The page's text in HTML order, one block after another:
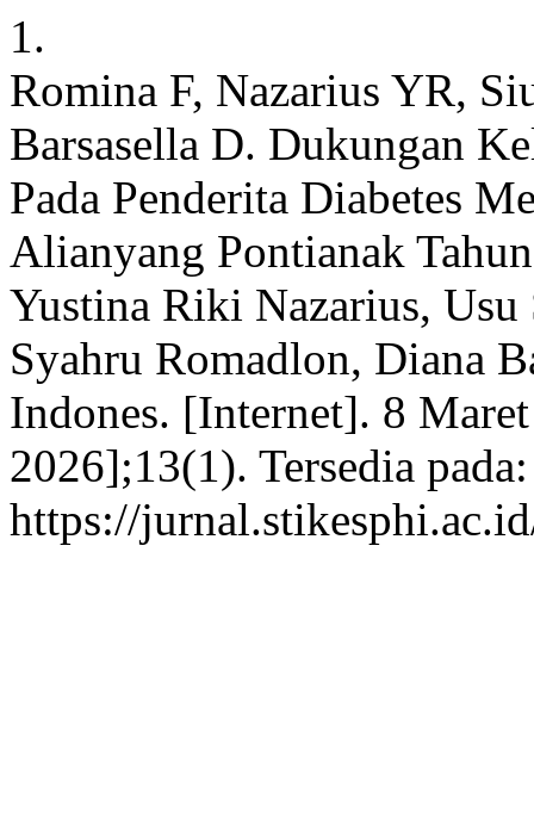
1.
Romina F, Nazarius YR,
Barsasella D. Dukungan
Pada Penderita Diabetes
Alianyang Pontianak
Yustina Riki Nazarius,
Syahru Romadlon, Diana
Indones. [Internet]. 8
2026];13(1). Tersedia pada:
https://